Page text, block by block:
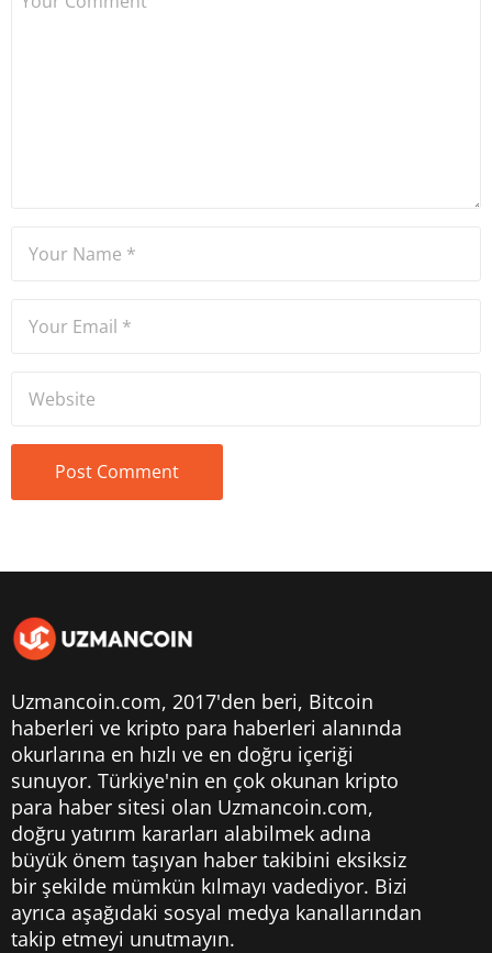
Uzmancoin.com, 2017'den beri, Bitcoin
haberleri ve kripto para haberleri alanında
okurlarına en hızlı ve en doğru içeriği
sunuyor. Türkiye'nin en çok okunan kripto
para haber sitesi olan Uzmancoin.com,
doğru yatırım kararları alabilmek adına
büyük önem taşıyan haber takibini eksiksiz
bir şekilde mümkün kılmayı vadediyor. Bizi
ayrıca aşağıdaki sosyal medya kanallarından
takip etmeyi unutmayın.